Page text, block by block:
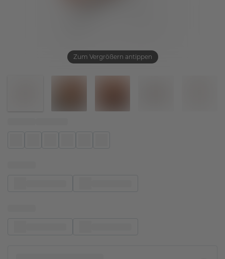
Zum Vergrößern antippen